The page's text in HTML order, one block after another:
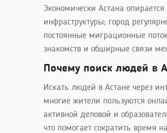
Экономически Астана
инфраструктуры; город
постоянные миграционные
знакомств и обширные связи
Почему поиск людей в
Искать людей в Астане через
многие жители пользуются
активной деловой и
что помогает сократить время